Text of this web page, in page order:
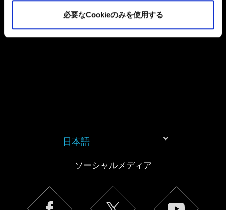
細は、下記の「設定」メニューでご確認ください。
必要なCookieのみを使用する
個人データの取り扱いに関するお知らせ
日本語
ソーシャルメディア